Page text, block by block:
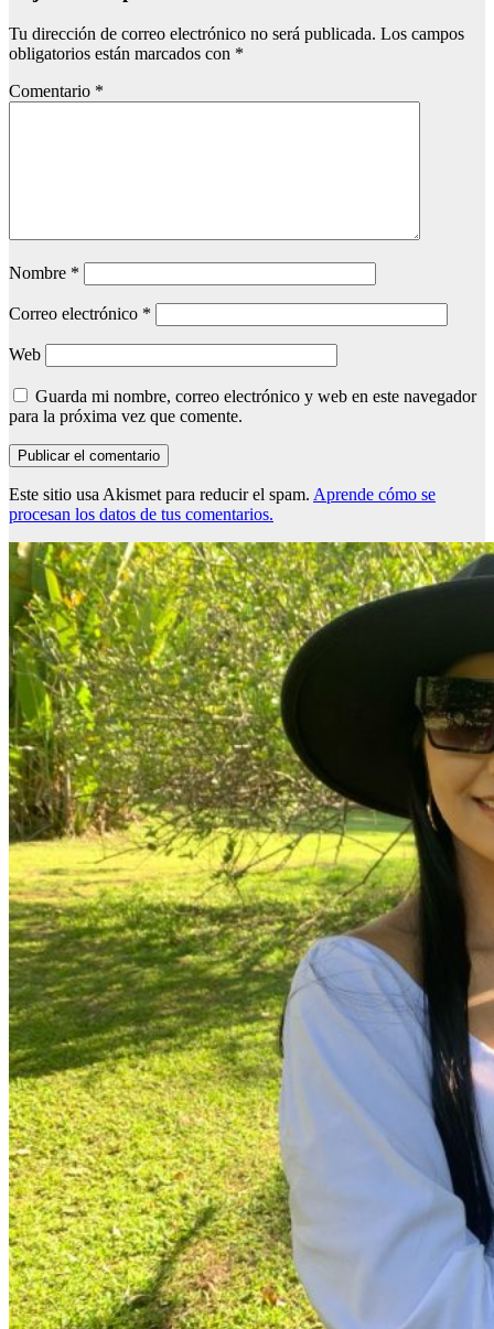
Tu dirección de correo electrónico no será publicada. Los campos
obligatorios están marcados con *
Comentario *
Nombre *
Correo electrónico *
Web
Guarda mi nombre, correo electrónico y web en este navegador
para la próxima vez que comente.
Este sitio usa Akismet para reducir el spam. Aprende cómo se
procesan los datos de tus comentarios.